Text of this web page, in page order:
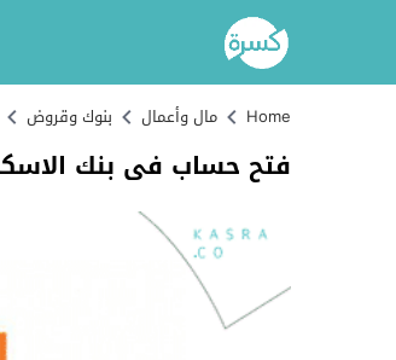
Home مال وأعمال بنوك وقروض
فتح حساب فى بنك